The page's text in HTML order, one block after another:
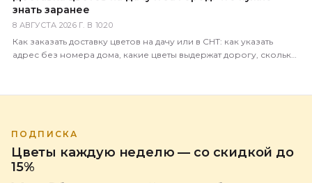
знать заранее
8 АВГУСТА 2026 Г. В 10:20
Как заказать доставку цветов на дачу или в СНТ: как указать
адрес без номера дома, какие цветы выдержат дорогу, сколько
ПОДПИСКА
Цветы каждую неделю — со скидкой до
15%